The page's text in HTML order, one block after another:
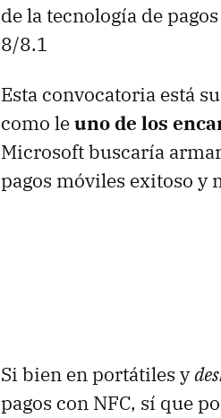
de la tecnología de
8/8.1
Esta convocatoria está
como leuno de los
Microsoft buscaría
pagos móviles exitoso y
Si bien en portátiles y
pagos con NFC, sí que